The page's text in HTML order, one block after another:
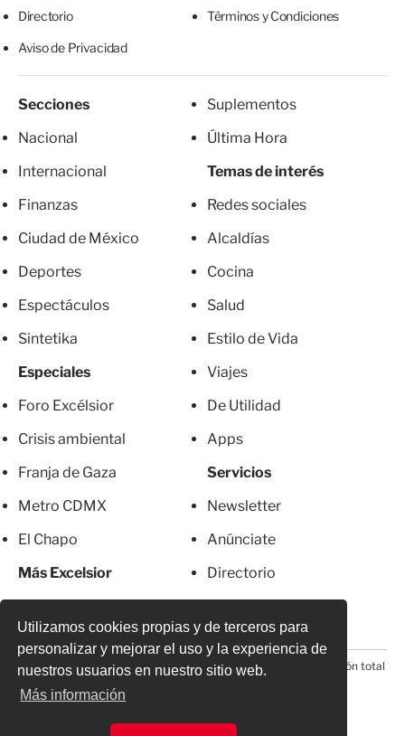
Utilizamos cookies propias y de terceros para
personalizar y mejorar el uso y la experiencia de
nuestros usuarios en nuestro sitio web.
Más información
Directorio Términos y Condiciones
Aviso de Privacidad
Secciones
Nacional
Internacional
Finanzas
Ciudad de México
Deportes
Espectáculos
Sintetika
Especiales
Foro Excélsior
Crisis ambiental
Franja de Gaza
Metro CDMX
El Chapo
Más Excelsior
Suplementos
Última Hora
Temas de interés
Redes sociales
Alcaldías
Cocina
Salud
Estilo de Vida
Viajes
De Utilidad
Apps
Servicios
Newsletter
Anúnciate
Directorio
© 2026 Todos los derechos reservados. Prohibida la reproducción total
o parcial, incluyendo cualquier medio electrónico*